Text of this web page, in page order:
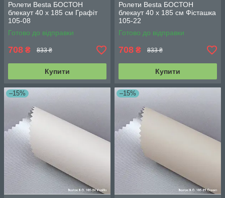
Ролети Besta БОСТОН
блекаут 40 х 185 см Графіт
105-08
Готово до відправки
708 ₴ 833 ₴
Купити
Ролети Besta БОСТОН
блекаут 40 х 185 см Фісташка
105-22
Готово до відправки
708 ₴ 833 ₴
Купити
–15% –15%